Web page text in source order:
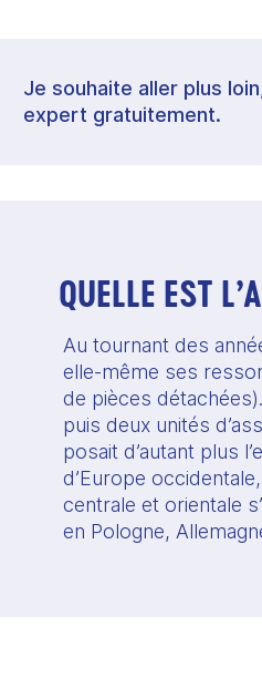
Je souhaite aller plus
expert gratuitement.
QUELLE EST
Au tournant des
elle-même ses
de pièces
puis deux unités
posait d’autant plus
d’Europe
centrale et orientale
en Pologne,